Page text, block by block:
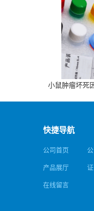
小鼠肿瘤坏死
快捷导航
公司首页
产品展厅
在线留言